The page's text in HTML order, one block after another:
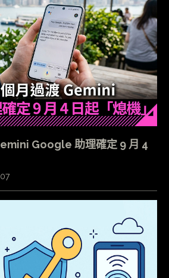
Google 助理確定 9 月 4